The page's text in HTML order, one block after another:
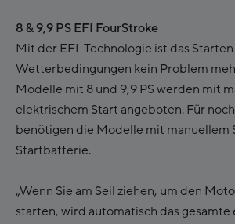
8 & 9,9 PS EFI FourStroke
Mit der EFI-Technologie ist das
Wetterbedingungen kein Problem
Modelle mit 8 und 9,9 PS werden mit
elektrischem Start angeboten. Für
benötigen die Modelle mit manuellem
Startbatterie.
„Wenn Sie am Seil ziehen, um den
starten, wird automatisch das gesamte